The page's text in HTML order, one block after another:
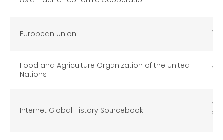
European Union
Food and Agriculture Organization of the United
Nations
Internet Global History Sourcebook